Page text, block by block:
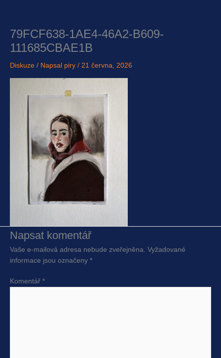
79FCF638-1AE4-46A2-B609-
111685CBAE1B
Diskuze / Napsal piry / 21 června, 2026
Napsat komentář
Vaše e-mailová adresa nebude zveřejněna. Vyžadované
informace jsou označeny *
Komentář *